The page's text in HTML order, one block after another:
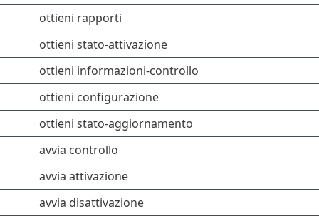
ottieni rapporti
ottieni stato-attivazione
ottieni informazioni-controllo
ottieni configurazione
ottieni stato-aggiornamento
avvia controllo
avvia attivazione
avvia disattivazione